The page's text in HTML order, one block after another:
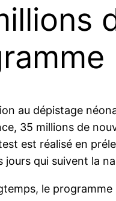
au dépistage
35 millions de
est réalisé en
jours qui suivent la
le